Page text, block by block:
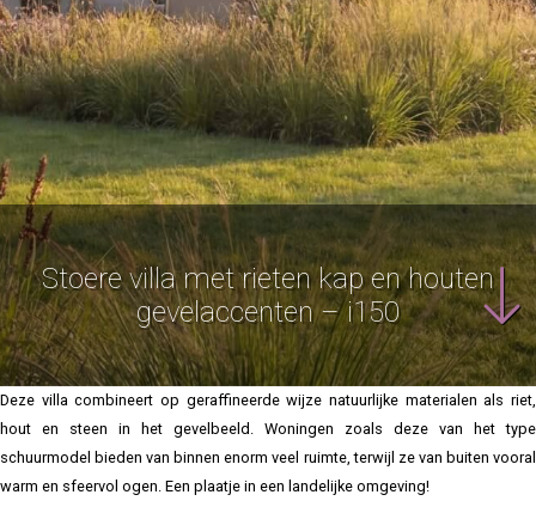
Stoere villa met rieten kap en houten
gevelaccenten – i150
Deze villa combineert op geraffineerde wijze natuurlijke materialen als riet,
hout en steen in het gevelbeeld. Woningen zoals deze van het type
schuurmodel bieden van binnen enorm veel ruimte, terwijl ze van buiten vooral
warm en sfeervol ogen. Een plaatje in een landelijke omgeving!